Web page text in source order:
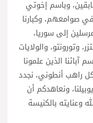
وباسم إخوتي
صوامعهم، وكبارنا
إلى سوريا،
وتورونتو، والولايات
آبائنا الذين علمونا
راهب أنطوني، نجدد
ونعاهدكم أن
وعنايته بالكنيسة